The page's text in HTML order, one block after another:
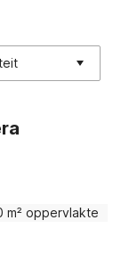
m² oppervlakte